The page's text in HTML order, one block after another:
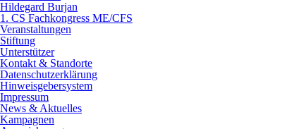
Hildegard Burjan
1. CS Fachkongress ME/CFS
Veranstaltungen
Stiftung
Unterstützer
Kontakt & Standorte
Datenschutzerklärung
Hinweisgebersystem
Impressum
News & Aktuelles
Kampagnen